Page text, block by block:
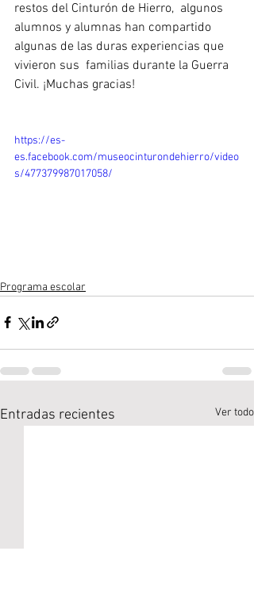
restos del Cinturón de Hierro,  algunos
alumnos y alumnas han compartido
algunas de las duras experiencias que
vivieron sus  familias durante la Guerra
Civil. ¡Muchas gracias!
https://es-
es.facebook.com/museocinturondehierro/video
s/477379987017058/
Programa escolar
Entradas recientes Ver todo